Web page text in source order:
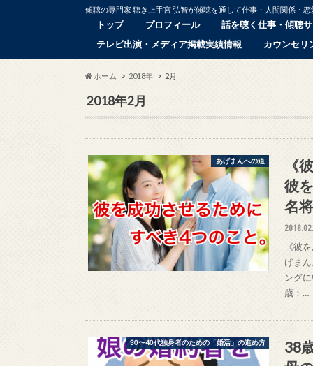
傾聴の専門家 聴き上手宮 弘智が傾聴を通して仕事・人間関係・
トップ プロフィール
話を聴く仕事・傾聴
テレビ出演・メディア掲載実績情報
カウンセリ
ホーム 2018年 2月
2018年2月
あげまんへの道
《
彼
名
《彼
げま
ング
歳：…
30〜40代独身者のための「婚活」の進め方
38